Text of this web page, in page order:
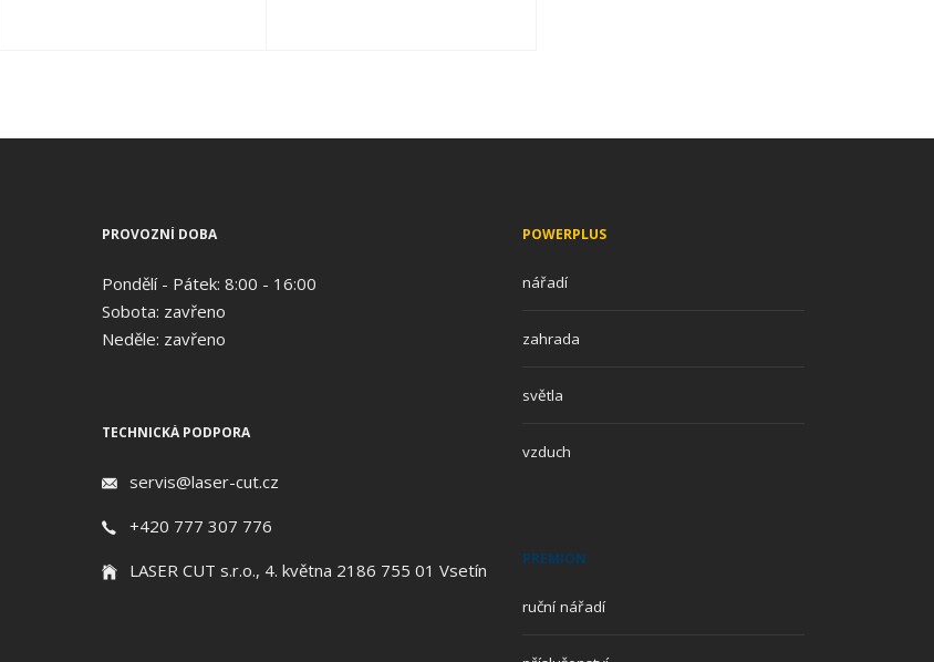
PROVOZNÍ DOBA
Pondělí - Pátek: 8:00 - 16:00
Sobota: zavřeno
Neděle: zavřeno
TECHNICKÁ PODPORA
servis@laser-cut.cz
+420 777 307 776
LASER CUT s.r.o., 4. května 2186 755 01 Vsetín
POWERPLUS
nářadí
zahrada
světla
vzduch
PREMION
ruční nářadí